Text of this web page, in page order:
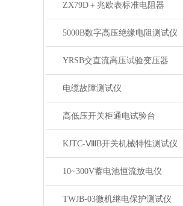
ZX79D＋兆欧表标准电阻器
5000B数字高压绝缘电阻测试仪
YRSB交直流高压试验变压器
电缆故障测试仪
高低压开关柜通电试验台
KJTC-ⅧB开关机械特性测试仪
10~300V蓄电池恒流放电仪
TWJB-03微机继电保护测试仪